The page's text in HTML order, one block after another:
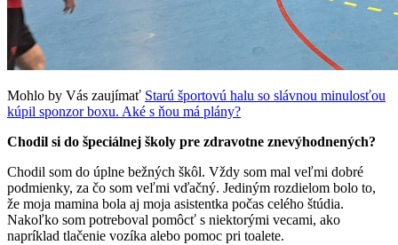
Mohlo by Vás zaujímať Starú športovú halu so slávnou minulosťou
kúpil sponzor boxu. Aké s ňou má plány?
Chodil si do špeciálnej školy pre zdravotne znevýhodnených?
Chodil som do úplne bežných škôl. Vždy som mal veľmi dobré
podmienky, za čo som veľmi vďačný. Jediným rozdielom bolo to,
že moja mamina bola aj moja asistentka počas celého štúdia.
Nakoľko som potreboval pomôcť s niektorými vecami, ako
napríklad tlačenie vozíka alebo pomoc pri toalete.